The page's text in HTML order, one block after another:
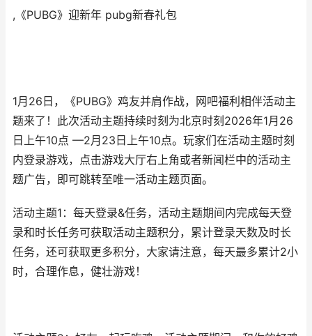
,《PUBG》迎新年 pubg新春礼包
1月26日，《PUBG》鸡友并肩作战，网吧福利相伴活动主
题来了！此次活动主题持续时刻为北京时刻2026年1月26
日上午10点 —2月23日上午10点。玩家们在活动主题时刻
内登录游戏，点击游戏大厅右上角或者新闻栏中的活动主
题广告，即可跳转至唯一活动主题页面。
活动主题1：每天登录&任务，活动主题期间内完成每天登
录和时长任务可获取活动主题积分，累计登录天数及时长
任务，还可获取更多积分，大家请注意，每天最多累计2小
时，合理作息，健壮游戏！